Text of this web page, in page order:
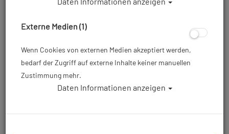
Lieferbar in 1-2 Wochen,
der Artikel wird nach
Externe Medien (1)
Wenn Cookies von externen Medien akzeptiert werden,
bedarf der Zugriff auf externe Inhalte keiner manuellen
Zustimmung mehr.
Daten Informationen anzeigen